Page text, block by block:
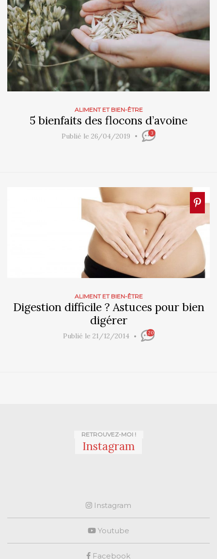
ALIMENT ET BIEN-ÊTRE
5 bienfaits des flocons d’avoine
Publié le 26/04/2019 3
ALIMENT ET BIEN-ÊTRE
Digestion difficile ? Astuces pour bien
digérer
Publié le 21/12/2014 20
RETROUVEZ-MOI !
Instagram
Instagram
Youtube
Facebook